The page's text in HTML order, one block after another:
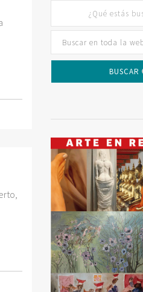
BUSCAR